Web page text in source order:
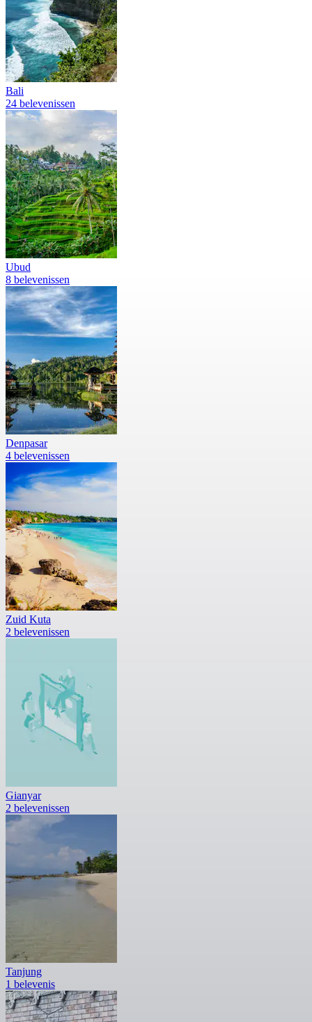
Bali
24 belevenissen
Ubud
8 belevenissen
Denpasar
4 belevenissen
Zuid Kuta
2 belevenissen
Gianyar
2 belevenissen
Tanjung
1 belevenis